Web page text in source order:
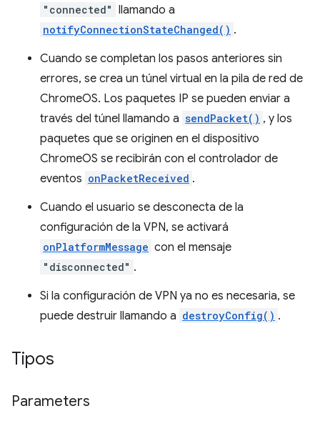
"connected" llamando a
notifyConnectionStateChanged() .
Cuando se completan los pasos anteriores sin
errores, se crea un túnel virtual en la pila de red de
ChromeOS. Los paquetes IP se pueden enviar a
través del túnel llamando a sendPacket() , y los
paquetes que se originen en el dispositivo
ChromeOS se recibirán con el controlador de
eventos onPacketReceived .
Cuando el usuario se desconecta de la
configuración de la VPN, se activará
onPlatformMessage con el mensaje
"disconnected" .
Si la configuración de VPN ya no es necesaria, se
puede destruir llamando a destroyConfig() .
Tipos
Parameters